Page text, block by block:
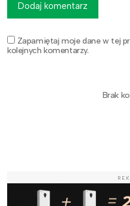
Zapamiętaj moje dane w tej
kolejnych komentarzy.
Dodaj komentarz
Brak